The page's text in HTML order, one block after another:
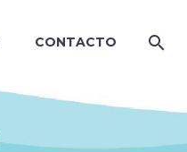
CONTACTO